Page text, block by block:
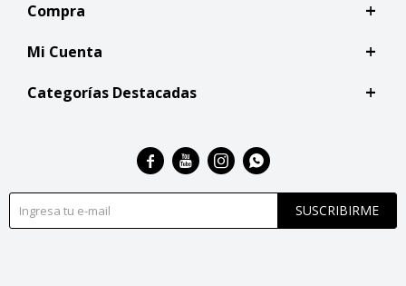
Compra
Mi Cuenta
Categorías Destacadas
SUSCRIBIRME
   